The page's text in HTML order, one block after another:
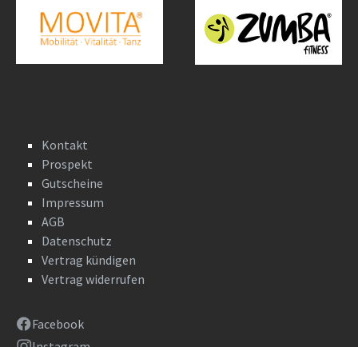
Kontakt
Prospekt
Gutscheine
Impressum
AGB
Datenschutz
Vertrag kündigen
Vertrag widerrufen
Facebook